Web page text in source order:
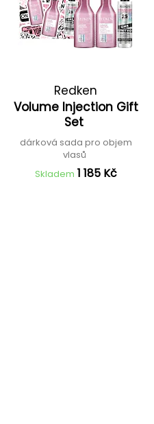
Redken
Volume Injection Gift
Set
dárková sada pro objem
vlasů
Skladem 1 185 Kč